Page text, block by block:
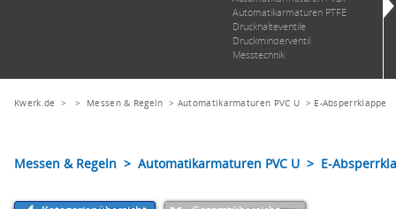
Kwerk.de > > Messen & Regeln > Automatikarmaturen PVC U > E-Absperrklappe
Messen & Regeln > Automatikarmaturen PVC U > E-